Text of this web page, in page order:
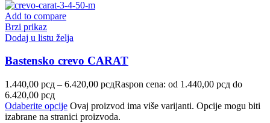
Add to compare
Brzi prikaz
Dodaj u listu želja
Bastensko crevo CARAT
1.440,00 рсд – 6.420,00 рсдRaspon cena: od 1.440,00 рсд do
6.420,00 рсд
Odaberite opcije Ovaj proizvod ima više varijanti. Opcije mogu biti
izabrane na stranici proizvoda.